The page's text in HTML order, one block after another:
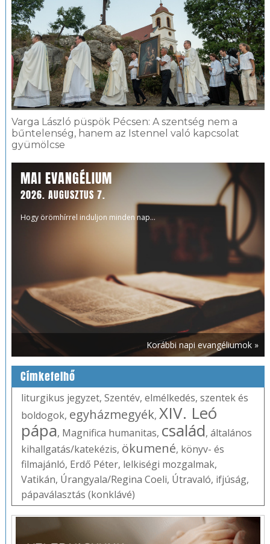
Varga László püspök Pécsen: A szentség nem a
bűntelenség, hanem az Istennel való kapcsolat
gyümölcse
MAI EVANGÉLIUM
2026. AUGUSZTUS 7.
Hogy örömhírrel induljon minden nap...
Korábbi napi evangéliumok »
Címkefelhő
liturgikus jegyzet, Szentév, elmélkedés, szentek és
boldogok, egyházmegyék, XIV. Leó
pápa, Magnifica humanitas, család, általános
kihallgatás/katekézis, ökumené, könyv- és
filmajánló, Erdő Péter, lelkiségi mozgalmak,
Vatikán, Úrangyala/Regina Coeli, Útravaló, ifjúság,
pápaválasztás (konklávé)